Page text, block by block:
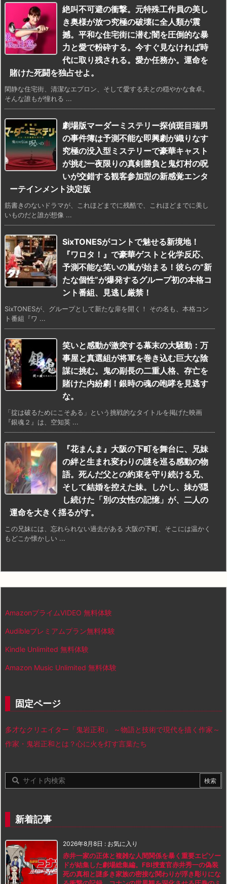
絶叫不可避の衝撃。元特殊工作員の美し
き奥様が放つ究極の破壊に全人類が震
撼。平和な住宅街に潜む闇を圧倒的な暴
力と愛で粉砕する。今すぐ見なければ時
代に取り残される。愛か任務か。運命を
賭けた死闘を独占せよ。
閑静な住宅街、清潔なエプロン、そして愛する夫との穏やかな食卓。
そんな誰もが憧れる ...
劇場版マーダーミステリー探偵斑目瑞男
の事件簿は予測不能な即興劇が織りなす
究極の没入型ミステリーで豪華キャスト
が挑む一夜限りの真剣勝負と鬼灯村の呪
いが交錯する観客参加型の新感覚エンタ
ーテインメント決定版
筋書きのないドラマが、これほどまでに残酷で、これほどまでに美し
いものだと誰が想像 ...
SixTONESがコントで魅せる新境地！
『ワロタ！』で豪華ゲストと化学反応、
予測不能な笑いの嵐が始まる！彼らの“新
たな個性”が爆発するグループ初の本格コ
ント番組、見逃し厳禁！
SixTONESが、グループとして新たな扉を開く！ その名も、本格コン
ト番組『ワ ...
笑いと感動が激突する幕末の大騒動：万
事屋と真選組が将軍を巻き込む巨大な陰
謀に挑む。鬼の副長の二重人格、存亡を
賭けた内紛劇！銀時の魂の咆哮を見逃す
な。
「掟は破るためにこそある」という挑戦的なタイトルを掲げた映画
『銀魂２』は、空知英 ...
『花まんま』大阪の下町を舞台に、兄妹
の絆と生まれ変わりの謎を巡る感動の物
語。死んだ父との約束を守り続ける兄、
そして結婚を控えた妹。しかし、妹が隠
し続けた「別の女性の記憶」が、二人の
運命を大きく揺るがす。
この兄妹には、忘れられない過去がある 大阪の下町、そこには温かく
もどこか懐かしい ...
AmazonプライムVIDEO 無料体験
Audibleプレミアムプラン無料体験
Kindle Unlimited 無料体験
Amazon Music Unlimited 無料体験
固定ページ
多才なクリエイター「鬼岩正和」 ～物語と技術で現代を描く作家～
作家・鬼岩正和とは？心に火を灯す言葉たち
新着記事
2026年8月8日 : お気に入り
赤井一家の正体と複雑な人間関係を暴く重要エピソー
ドが結集した劇場総集編。FBI捜査官赤井秀一の偽装
死の真相と謎多き家族の密接な関わりが浮き彫りにな